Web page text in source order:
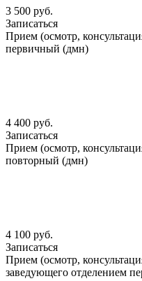
3 500 руб.
Записаться
Прием (осмотр,
первичный (дмн)
4 400 руб.
Записаться
Прием (осмотр,
повторный (дмн)
4 100 руб.
Записаться
Прием (осмотр,
заведующего отделением